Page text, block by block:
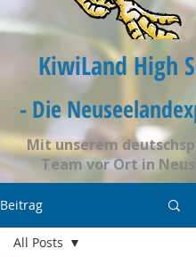
KiwiLand High
- Die
Mit unserem
Team vor Ort in
Beitrag
All Posts